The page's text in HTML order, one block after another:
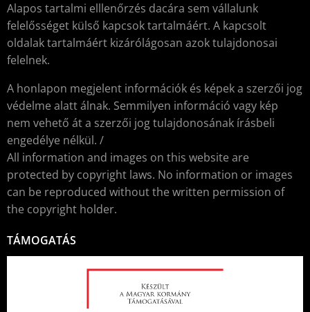
Alapos tartalmi elllenőrzés dacára sem vállalunk
felelősséget külső kapcsok tartalmáért. A kapcsolt
oldalak tartalmáért kizárólágosan azok tulajdonosai
felelnek.
A honlapon megjelent információk és képek a szerzői jog
védelme alatt álnak. Semmilyen információ vagy kép
nem vehető át a szerzői jog tulajdonosának írásbeli
engedélye nélkül. /
All information and images on this website are
protected by copyright laws. No information or images
can be reproduced without the written permission of
the copyright holder.
TÁMOGATÁS